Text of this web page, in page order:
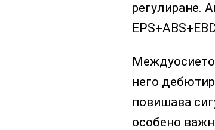
регулиране.
него
повишава
особено